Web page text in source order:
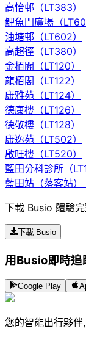
高怡邨（LT383）
鯉魚門廣場（
油塘邨（LT602）
高超徑（LT380）
金栢閣（LT120）
龍栢閣（LT122）
康雅苑（LT124）
德康樓（LT126）
德敬樓（LT128）
康逸苑（LT502）
啟旺樓（LT520）
藍田分科診所（
藍田站（落客站）
下載 Busio 體驗
下載 Busio
用Busio即時追
Google Play
您的智能出行夥伴